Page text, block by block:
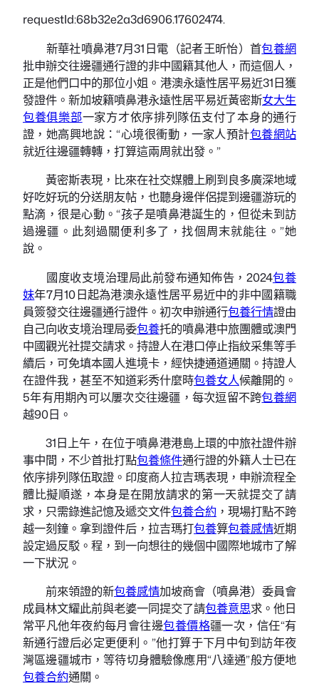
requestId:68b32e2a3d6906.17602474.
新華社噴鼻港7月31日電（記者王昕怡）首包養網
批申辦交往邊疆通行證的非中國籍其他人，而這個人，
正是他們口中的那位小姐。港澳永遠性居平易近31日獲
發證件。新加坡籍噴鼻港永遠性居平易近黃密斯女大生
包養俱樂部一家方才依序排列隊伍支付了本身的通行
證，她高興地說：“心境很衝動，一家人預計包養網站
就近往邊疆轉轉，打算這兩周就出發。”
黃密斯表現，比來在社交媒體上刷到良多廣深地域
好吃好玩的分送朋友帖，也聽身邊伴侶提到邊疆游玩的
點滴，很是心動。“孩子是噴鼻港誕生的，但從未到訪
過邊疆。此刻過關便利多了，找個周末就能往。”她
說。
國度收支境治理局此前發布通知佈告，2024包養
妹年7月10日起為港澳永遠性居平易近中的非中國籍職
員簽發交往邊疆通行證件。初次申辦通行包養行情證由
自己向收支境治理局委包養托的噴鼻港中旅團體或澳門
中國觀光社提交請求。持證人在港口停止指紋采集等手
續后，可免填本國人進境卡，經快捷通道通關。持證人
在證件我，甚至不知道彩秀什麼時包養女人候離開的。
5年有用期內可以屢次交往邊疆，每次逗留不跨包養網
越90日。
31日上午，在位于噴鼻港港島上環的中旅社證件辦
事中間，不少首批打點包養條件通行證的外籍人士已在
依序排列隊伍取證。印度商人拉吉瑪表現，申辦流程全
體比擬順遂，本身是在開放請求的第一天就提交了請
求，只需錄進記憶及遞交文件包養合約 ，現場打點不跨
越一刻鐘。拿到證件后，拉吉瑪打包養算包養感情近期
設定過反駁。程，到一向想往的幾個中國際地城市了解
一下狀況。
前來領證的新包養感情加坡商會（噴鼻港）委員會
成員林文耀此前與老婆一同提交了請包養意思求。他日
常平凡他年夜約每月會往邊包養價格疆一次，信任“有
新通行證后必定更便利。”他打算于下月中旬到訪年夜
灣區邊疆城市，等待切身體驗像應用“八達通”般方便地
包養合約通關。